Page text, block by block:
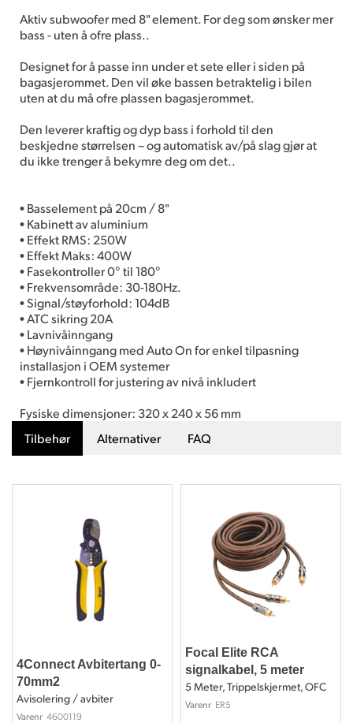
Aktiv subwoofer med 8" element. For deg som ønsker mer
bass - uten å ofre plass..
Designet for å passe inn under et sete eller i siden på
bagasjerommet. Den vil øke bassen betraktelig i bilen
uten at du må ofre plassen bagasjerommet.
Den leverer kraftig og dyp bass i forhold til den
beskjedne størrelsen – og automatisk av/på slag gjør at
du ikke trenger å bekymre deg om det..
• Basselement på 20cm / 8"
• Kabinett av aluminium
• Effekt RMS: 250W
• Effekt Maks: 400W
• Fasekontroller 0° til 180°
• Frekvensområde: 30-180Hz.
• Signal/støyforhold: 104dB
• ATC sikring 20A
• Lavnivåinngang
• Høynivåinngang med Auto On for enkel tilpasning
installasjon i OEM systemer
• Fjernkontroll for justering av nivå inkludert
Fysiske dimensjoner: 320 x 240 x 56 mm
Tilbehør
Alternativer FAQ
4Connect Avbitertang 0-
70mm2
Avisolering / avbiter
Varenr 4600119
Focal Elite RCA
signalkabel, 5 meter
5 Meter, Trippelskjermet, OFC
Varenr ER5